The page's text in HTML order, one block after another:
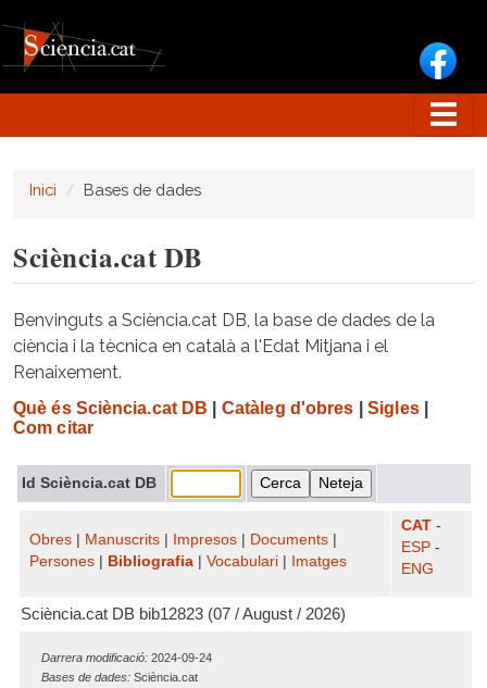
Inici Bases de dades
Sciència.cat DB
Benvinguts a Sciència.cat DB, la base de dades de la
ciència i la tècnica en català a l'Edat Mitjana i el
Renaixement.
Què és Sciència.cat DB Catàleg d'obres Sigles|
Com citar
Id Sciència.cat DB
Obres Manuscrits Impresos Documents
Persones
Bibliografia Vocabulari Imatges
CAT -
ESP -
ENG
Sciència.cat DB bib12823 (07 / August / 2026)
Darrera modificació: 2024-09-24
Bases de dades: Sciència.cat